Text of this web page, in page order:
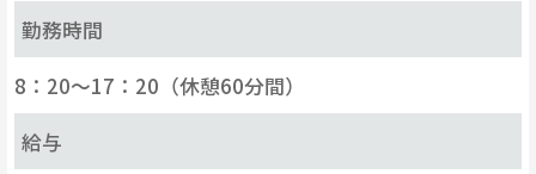
勤務時間
8：20～17：20（休憩60分間）
給与